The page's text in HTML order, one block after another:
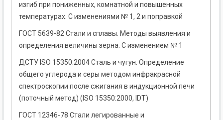
изгиб при пониженных, комнатной и повышенных
температурах. С изменениями № 1, 2 и поправкой
ГОСТ 5639-82 Стали и сплавы. Методы выявления и
определения величины зерна. С изменением № 1
ДСТУ ISO 15350:2004 Сталь и чугун. Определение
общего углерода и серы методом инфракрасной
спектроскопии после сжигания в индукционной печи
(поточный метод) (ISO 15350:2000, IDT)
ГОСТ 12346-78 Стали легированные и